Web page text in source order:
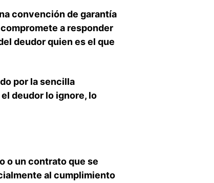
convención de garantía
a responder
deudor quien es el que
por la sencilla
deudor lo ignore, lo
o un contrato que se
al cumplimiento